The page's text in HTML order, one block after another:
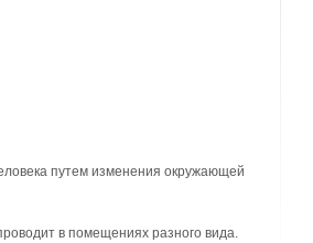
путем изменения окружающей
в помещениях разного вида.